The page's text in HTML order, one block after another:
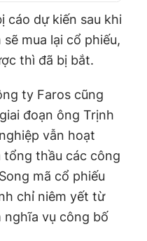
vị vận hành.
cáo dự kiến sau khi
mua lại cổ phiếu,
thì đã bị bắt.
ty Faros cũng
đoạn ông Trịnh
vẫn hoạt
thầu các công
mã cổ phiếu
chỉ niêm yết từ
nghĩa vụ công bố